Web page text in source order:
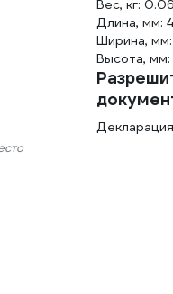
Вес, кг:
Длина, мм:
Ширина,
Высота,